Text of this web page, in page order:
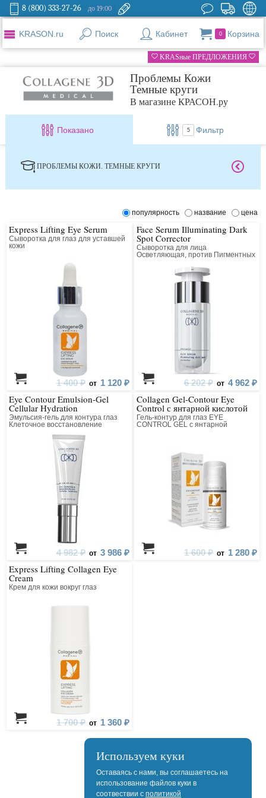
8 (800) 333-27-26 до 19:00
KRASON.ru Поиск Кабинет 0 Корзина
KRASные ПРЕДЛОЖЕНИЯ
Проблемы Кожи
Темные круги
В магазине КРАСОН.ру
Показано 5 Фильтр
ПРОБЛЕМЫ КОЖИ. ТЕМНЫЕ КРУГИ
популярность название цена
Express Lifting Eye Serum
Сыворотка для глаз для уставшей
кожи
1 400 ₽ от 1 120 ₽
Face Serum Illuminating Dark
Spot Corrector
Сыворотка для лица
Осветляющая, против Пигментных
6 202 ₽ от 4 962 ₽
Eye Contour Emulsion-Gel
Cellular Hydration
Эмульсия-гель для контура глаз
Клеточное восстановление
4 982 ₽ от 3 986 ₽
Collagen Gel-Contour Eye
Control с янтарной кислотой
Гель-контур для глаз EYE
CONTROL GEL с янтарной
1 600 ₽ от 1 280 ₽
Express Lifting Collagen Eye
Cream
Крем для кожи вокруг глаз
1 700 ₽ от 1 360 ₽
Используем куки
Оставаясь с нами, вы соглашаетесь на
использование файлов куки в
соотвествии с политикой